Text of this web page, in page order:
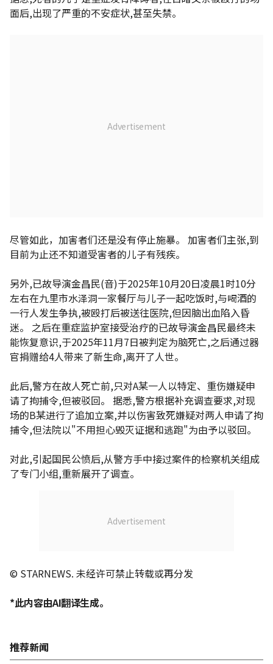
面后,出现了严重的不安症状,甚至失禁。
尽管如此，加害者们还是没有停止施暴。 加害者们主张,到
目前为止还不知道受害者的儿子有残疾。
另外,已故导演金昌民(音)于2025年10月20日凌晨1时10分
左右在九里市水泽洞一家餐厅与儿子一起吃饭时,与喝酒的
一行人发生争执,被殴打后被送往医院,但因脑出血陷入昏
迷。 之后在重症监护室接受治疗的已故导演金昌民最终未
能恢复意识,于2025年11月7日被判定为脑死亡,之后通过器
官捐赠给4人带来了新生命,离开了人世。
此后,警方在故人死亡前,只对A某一人以特定、重伤嫌疑申
请了拘捕令,但被驳回。 据悉,警方根据补充调查要求,对现
场的B某进行了追加立案,并以伤害致死嫌疑对两人申请了拘
捕令,但法院以"不用担心毁灭证据和逃跑"为由予以驳回。
对此,引起国民公愤后,从警方手中接过案件的检察机关组成
了专门小组,重新展开了调查。
© STARNEWS. 未经许可禁止转载或再分发
*此内容由AI翻译生成。
推荐新闻